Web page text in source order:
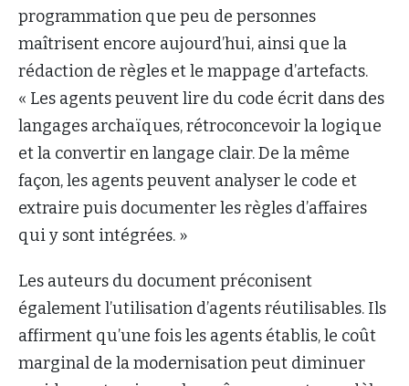
programmation que peu de personnes
maîtrisent encore aujourd’hui, ainsi que la
rédaction de règles et le mappage d’artefacts.
« Les agents peuvent lire du code écrit dans des
langages archaïques, rétroconcevoir la logique
et la convertir en langage clair. De la même
façon, les agents peuvent analyser le code et
extraire puis documenter les règles d’affaires
qui y sont intégrées. »
Les auteurs du document préconisent
également l’utilisation d’agents réutilisables. Ils
affirment qu’une fois les agents établis, le coût
marginal de la modernisation peut diminuer